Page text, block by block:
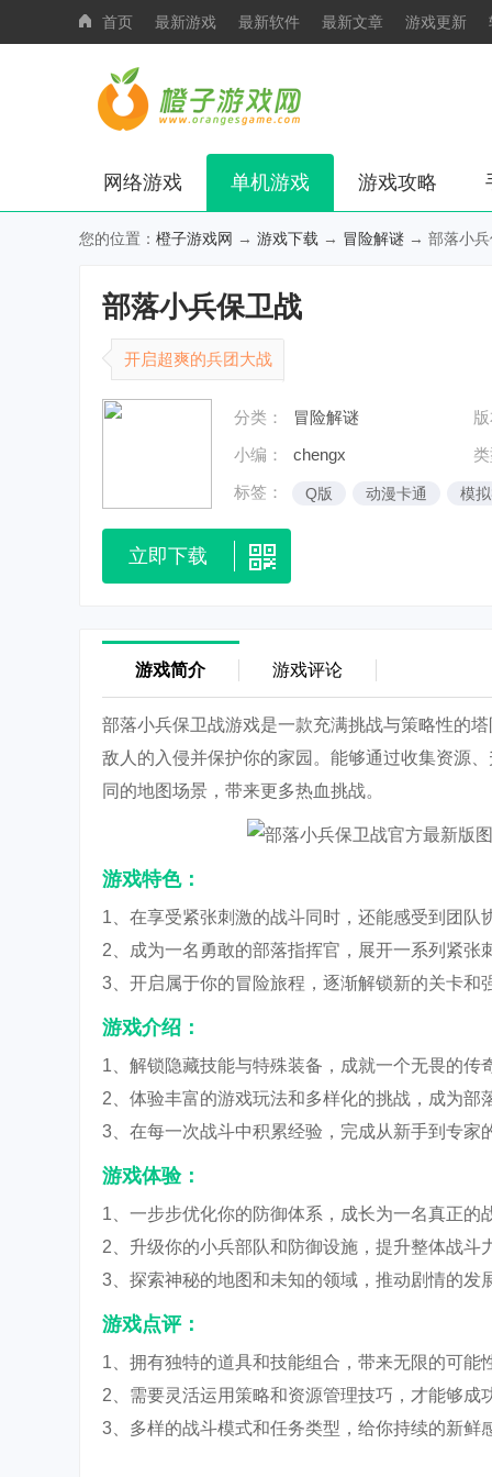
首页 最新游戏 最新软件 最新文章 游戏更新
网络游戏 单机游戏 游戏攻略
您的位置： 橙子游戏网 → 游戏下载 → 冒险解谜 → 部落小
部落小兵保卫战
开启超爽的兵团大战
分类： 冒险解谜
小编：
chengx
标签：
Q版 动漫卡通 模
立即下载
游戏简介 游戏评论
部落小兵保卫战游戏是一款充满挑战与策略性的
敌人的入侵并保护你的家园。能够通过收集资源
同的地图场景，带来更多热血挑战。
游戏特色：
1、在享受紧张刺激的战斗同时，还能感受到团队
2、成为一名勇敢的部落指挥官，展开一系列紧张
3、开启属于你的冒险旅程，逐渐解锁新的关卡和
游戏介绍：
1、解锁隐藏技能与特殊装备，成就一个无畏的传
2、体验丰富的游戏玩法和多样化的挑战，成为部
3、在每一次战斗中积累经验，完成从新手到专家
游戏体验：
1、一步步优化你的防御体系，成长为一名真正的
2、升级你的小兵部队和防御设施，提升整体战斗
3、探索神秘的地图和未知的领域，推动剧情的发
游戏点评：
1、拥有独特的道具和技能组合，带来无限的可能
2、需要灵活运用策略和资源管理技巧，才能够成
3、多样的战斗模式和任务类型，给你持续的新鲜